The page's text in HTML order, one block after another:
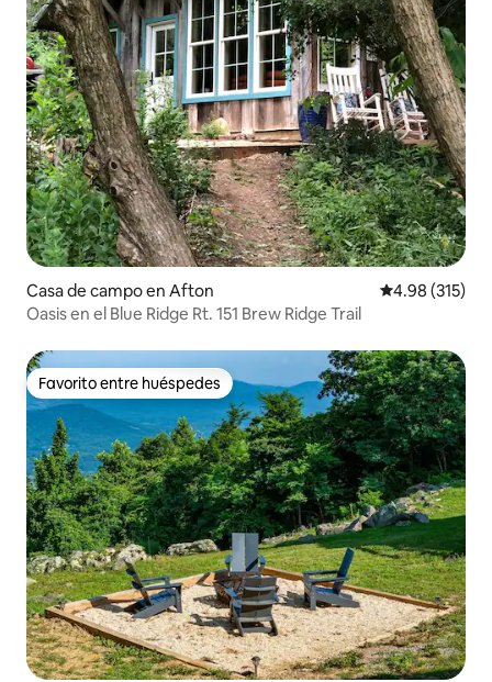
Casa de campo en Afton Calificación
4.98 (315)
Oasis en el Blue Ridge Rt. 151 Brew Ridge Trail
Favorito entre huéspedes
Favorito entre huéspedes